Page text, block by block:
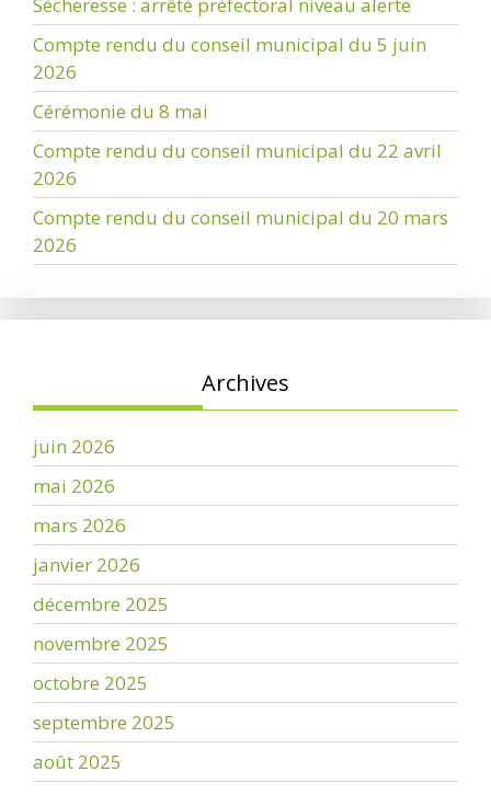
Sécheresse : arrêté préfectoral niveau alerte
Compte rendu du conseil municipal du 5 juin
2026
Cérémonie du 8 mai
Compte rendu du conseil municipal du 22 avril
2026
Compte rendu du conseil municipal du 20 mars
2026
Archives
juin 2026
mai 2026
mars 2026
janvier 2026
décembre 2025
novembre 2025
octobre 2025
septembre 2025
août 2025